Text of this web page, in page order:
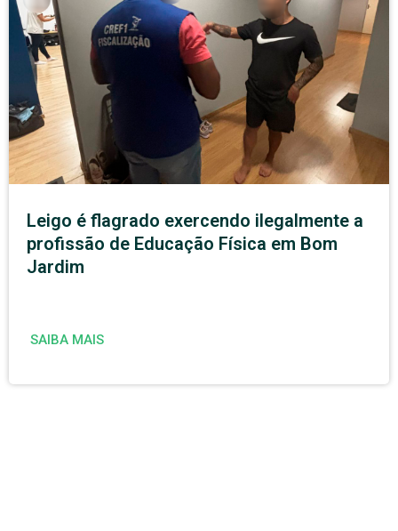
Leigo é flagrado exercendo ilegalmente a
profissão de Educação Física em Bom
Jardim
SAIBA MAIS